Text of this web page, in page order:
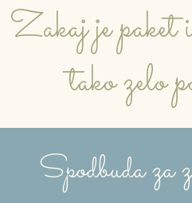
Zakaj je
tako zelo
Spodbuda za